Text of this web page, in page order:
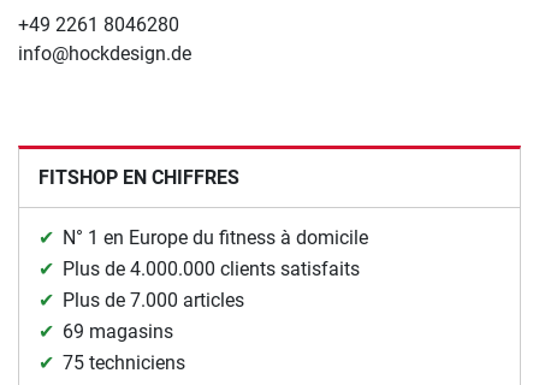
+49 2261 8046280
info@hockdesign.de
FITSHOP EN CHIFFRES
N° 1 en Europe du fitness à domicile
Plus de 4.000.000 clients satisfaits
Plus de 7.000 articles
69 magasins
75 techniciens